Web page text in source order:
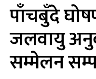
पाँचबुँदे
जलवायु
सम्मेलन